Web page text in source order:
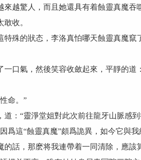
驚人，而且她還具有着蝕靈真魔吞
收。
的狀态，李洛真怕哪天蝕靈真魔竄
氣，然後笑容收斂起來，平靜的道
命。”
：“靈淨堂姐對此次前往龍牙山脈感到
這“蝕靈真魔”頗爲詭異，如今它與
的話，那麽将我連帶着一同清除，應該